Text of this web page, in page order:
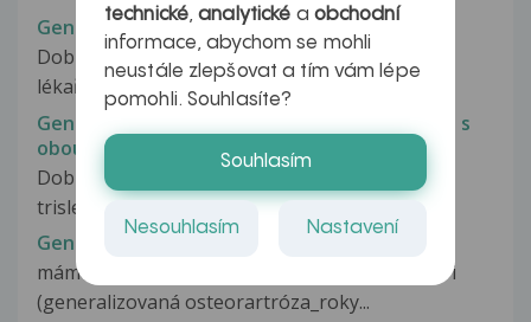
Generalizace nádoru
Dobrý den, prosím o vysvětlení a posouzení
lékařské zprávy naší maminky. Maminka...
Generalizovaná lymfadenopathie v kombinaci s
oboustranným ložiskovým plicním procesem
Dobry den preji, Mam zvetsene uzliny krku a v
trislech. Byla jsem na sono krku...
Generalizovaná osteorartróza
mám 52 rokov_raz do roka idem reamatológovi
(generalizovaná osteorartróza_roky...
technické,analytické a obchodní
informace, abychom se mohli
neustále zlepšovat a tím vám lépe
pomohli. Souhlasíte?
Souhlasím
Nesouhlasím Nastavení